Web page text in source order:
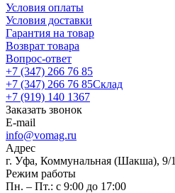
Условия оплаты
Условия доставки
Гарантия на товар
Возврат товара
Вопрос-ответ
+7 (347) 266 76 85
+7 (347) 266 76 85Склад
+7 (919) 140 1367
Заказать звонок
E-mail
info@vomag.ru
Адрес
г. Уфа, Коммунальная (Шакша), 9/1
Режим работы
Пн. – Пт.: с 9:00 до 17:00